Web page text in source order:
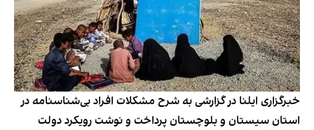
خبرگزاری ایلنا در گزارشی به شرح مشکلات افراد بی‌شناسنامه در
استان سیستان و بلوچستان پرداخت و نوشت رویکرد دولت